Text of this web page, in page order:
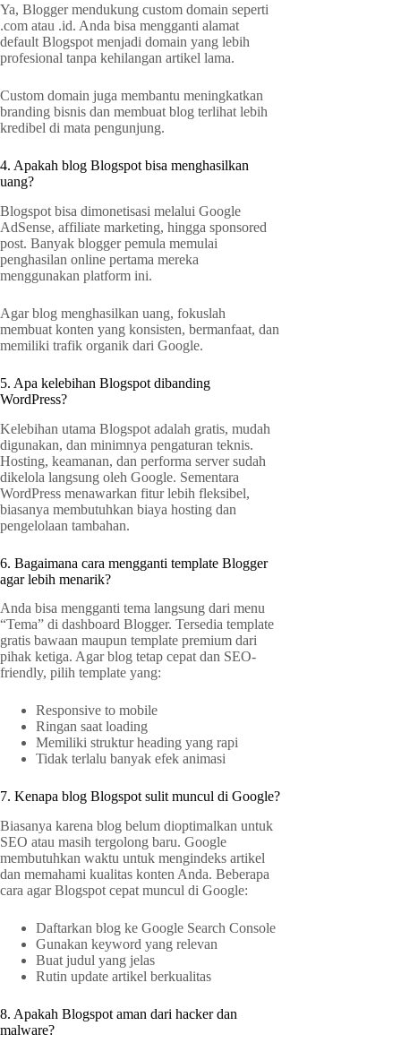
Ya, Blogger mendukung custom domain seperti
.com atau .id. Anda bisa mengganti alamat
default Blogspot menjadi domain yang lebih
profesional tanpa kehilangan artikel lama.
Custom domain juga membantu meningkatkan
branding bisnis dan membuat blog terlihat lebih
kredibel di mata pengunjung.
4. Apakah blog Blogspot bisa menghasilkan
uang?
Blogspot bisa dimonetisasi melalui Google
AdSense, affiliate marketing, hingga sponsored
post. Banyak blogger pemula memulai
penghasilan online pertama mereka
menggunakan platform ini.
Agar blog menghasilkan uang, fokuslah
membuat konten yang konsisten, bermanfaat, dan
memiliki trafik organik dari Google.
5. Apa kelebihan Blogspot dibanding
WordPress?
Kelebihan utama Blogspot adalah gratis, mudah
digunakan, dan minimnya pengaturan teknis.
Hosting, keamanan, dan performa server sudah
dikelola langsung oleh Google. Sementara
WordPress menawarkan fitur lebih fleksibel,
biasanya membutuhkan biaya hosting dan
pengelolaan tambahan.
6. Bagaimana cara mengganti template Blogger
agar lebih menarik?
Anda bisa mengganti tema langsung dari menu
“Tema” di dashboard Blogger. Tersedia template
gratis bawaan maupun template premium dari
pihak ketiga. Agar blog tetap cepat dan SEO-
friendly, pilih template yang:
Responsive to mobile
Ringan saat loading
Memiliki struktur heading yang rapi
Tidak terlalu banyak efek animasi
7. Kenapa blog Blogspot sulit muncul di Google?
Biasanya karena blog belum dioptimalkan untuk
SEO atau masih tergolong baru. Google
membutuhkan waktu untuk mengindeks artikel
dan memahami kualitas konten Anda. Beberapa
cara agar Blogspot cepat muncul di Google:
Daftarkan blog ke Google Search Console
Gunakan keyword yang relevan
Buat judul yang jelas
Rutin update artikel berkualitas
8. Apakah Blogspot aman dari hacker dan
malware?